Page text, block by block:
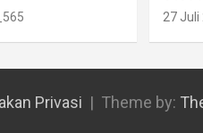
27 Juli
Privasi Theme by: